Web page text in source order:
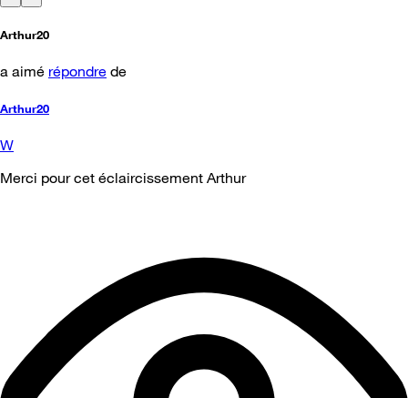
Arthur20
a aimé répondre de
Arthur20
W
Merci pour cet éclaircissement Arthur